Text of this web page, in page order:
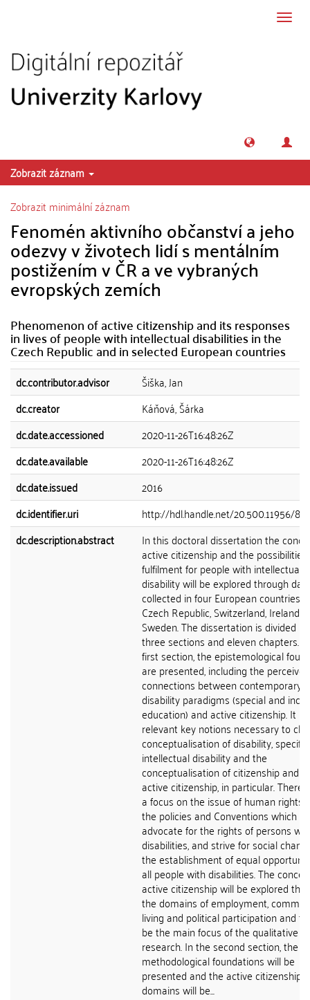
Zobrazit záznam
Zobrazit minimální záznam
Fenomén aktivního občanství a jeho
odezvy v životech lidí s mentálním
postižením v ČR a ve vybraných
evropských zemích
Phenomenon of active citizenship and its responses
in lives of people with intellectual disabilities in the
Czech Republic and in selected European countries
dc.contributor.advisor
Šiška, Jan
dc.creator
Káňová, Šárka
dc.date.accessioned
2020-11-26T16:48:26Z
dc.date.available
2020-11-26T16:48:26Z
dc.date.issued
2016
dc.identifier.uri
http://hdl.handle.net/20.500.11956/
dc.description.abstract
In this doctoral dissertation the
active citizenship and the
fulfilment for people with intellectual
disability will be explored through
collected in four European countries
Czech Republic, Switzerland, Ireland
Sweden. The dissertation is divided
three sections and eleven chapters.
first section, the epistemological
are presented, including the perceived
connections between contemporary
disability paradigms (special and
education) and active citizenship. It
relevant key notions necessary to
conceptualisation of disability,
intellectual disability and the
conceptualisation of citizenship and of
active citizenship, in particular. There
a focus on the issue of human rights
the policies and Conventions which
advocate for the rights of persons
disabilities, and strive for social
the establishment of equal
all people with disabilities. The
active citizenship will be explored
the domains of employment,
living and political participation and
be the main focus of the qualitative
research. In the second section, the
methodological foundations will be
presented and the active citizenship
domains will be...